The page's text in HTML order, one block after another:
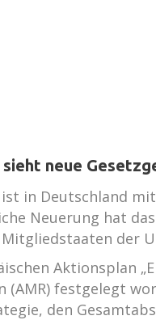
neue
ist in Deutschland
Neuerung hat
der
Aktionsplan
(AMR) festgelegt
den